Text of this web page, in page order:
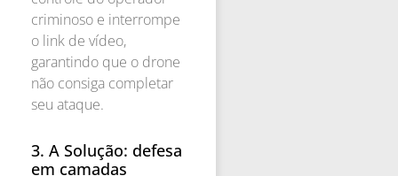
criminoso e interrompe
o link de vídeo,
garantindo que o drone
não consiga completar
seu ataque.
3. A Solução: defesa
em camadas